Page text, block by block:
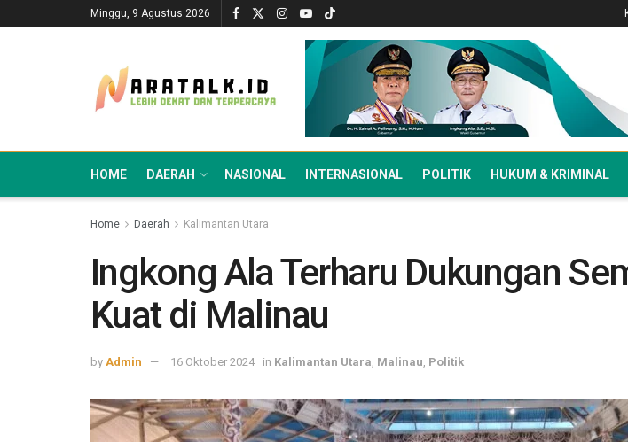
Minggu, 9 Agustus 2026
HOME DAERAH NASIONAL INTERNASIONAL POLITIK HUKUM & KRIMINAL
Home Daerah Kalimantan Utara
Ingkong Ala Terharu Dukungan
Kuat di Malinau
by Admin 16 Oktober 2024 in Kalimantan Utara Malinau Politik